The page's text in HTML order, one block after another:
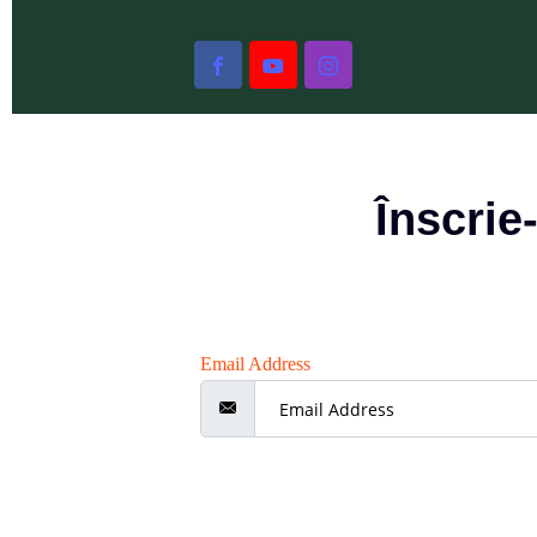
Email Address